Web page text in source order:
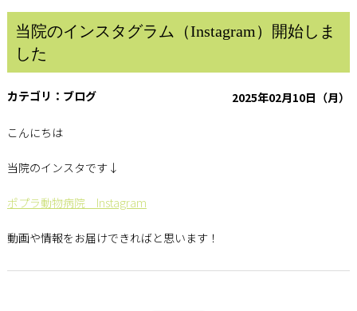
当院のインスタグラム（Instagram）開始しま
した
ブログ 2025年02月10日（月）
こんにちは
当院のインスタです↓
ポプラ動物病院 Instagram
動画や情報をお届けできればと思います！